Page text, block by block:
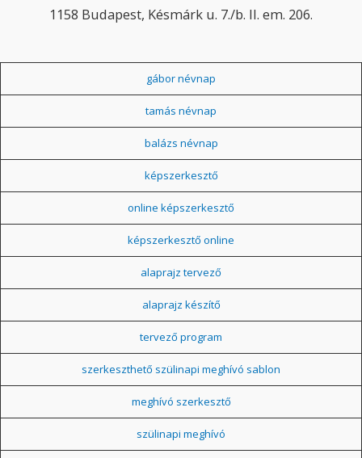
1158 Budapest, Késmárk u. 7./b. II. em. 206.
gábor névnap
tamás névnap
balázs névnap
képszerkesztő
online képszerkesztő
képszerkesztő online
alaprajz tervező
alaprajz készítő
tervező program
szerkeszthető szülinapi meghívó sablon
meghívó szerkesztő
szülinapi meghívó